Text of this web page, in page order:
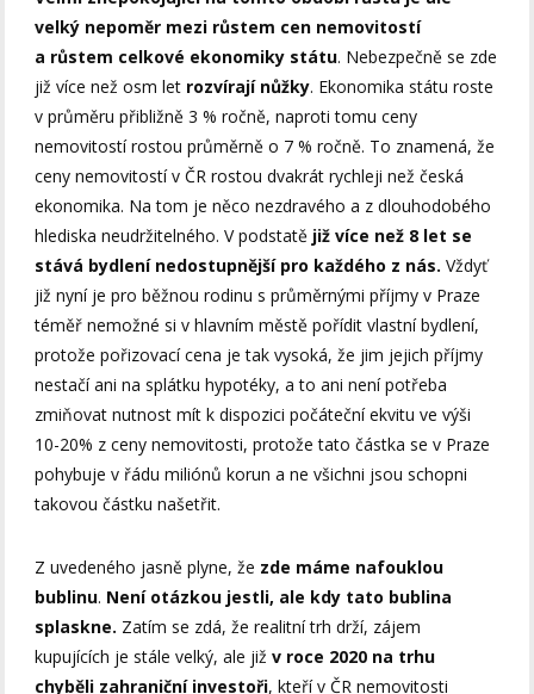
velký nepoměr mezi růstem cen nemovitostí
a růstem celkové ekonomiky státu. Nebezpečně se zde
již více než osm let rozvírají nůžky. Ekonomika státu roste
v průměru přibližně 3 % ročně, naproti tomu ceny
nemovitostí rostou průměrně o 7 % ročně. To znamená, že
ceny nemovitostí v ČR rostou dvakrát rychleji než česká
ekonomika. Na tom je něco nezdravého a z dlouhodobého
hlediska neudržitelného. V podstatě již více než 8 let se
stává bydlení nedostupnější pro každého z nás. Vždyť
již nyní je pro běžnou rodinu s průměrnými příjmy v Praze
téměř nemožné si v hlavním městě pořídit vlastní bydlení,
protože pořizovací cena je tak vysoká, že jim jejich příjmy
nestačí ani na splátku hypotéky, a to ani není potřeba
zmiňovat nutnost mít k dispozici počáteční ekvitu ve výši
10-20% z ceny nemovitosti, protože tato částka se v Praze
pohybuje v řádu miliónů korun a ne všichni jsou schopni
takovou částku našetřit.
Z uvedeného jasně plyne, že zde máme nafouklou
bublinu. Není otázkou jestli, ale kdy tato bublina
splaskne. Zatím se zdá, že realitní trh drží, zájem
kupujících je stále velký, ale jižv roce 2020 na trhu
chyběli zahraniční investoři, kteří v ČR nemovitosti